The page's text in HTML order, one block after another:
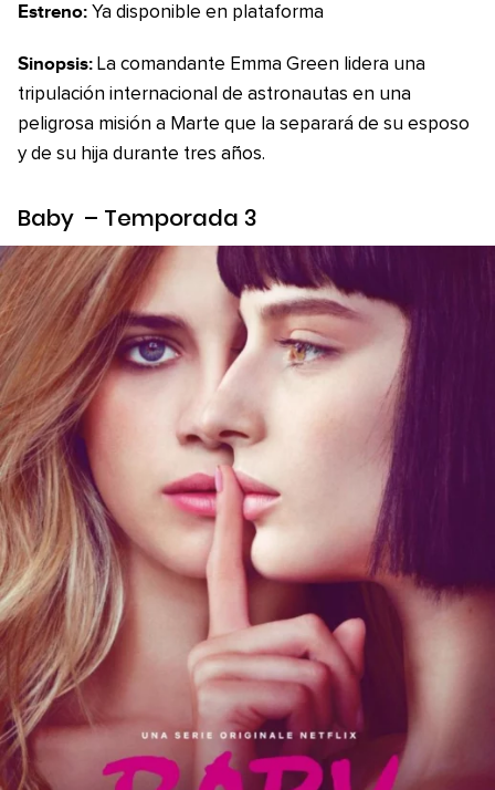
Estreno: Ya disponible en plataforma
Sinopsis: La comandante Emma Green lidera una
tripulación internacional de astronautas en una
peligrosa misión a Marte que la separará de su esposo
y de su hija durante tres años.
Baby – Temporada 3